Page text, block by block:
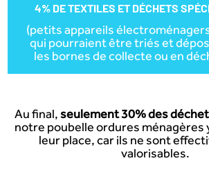
4% DE TEXTILES ET DÉCHETS
(petits appareils
qui pourraient être triés et
les bornes de collecte ou en
Au final,seulement 30% des
notre poubelle ordures ménagères
leur place, car ils ne sont
valorisables.